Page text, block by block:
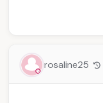
rosaline25